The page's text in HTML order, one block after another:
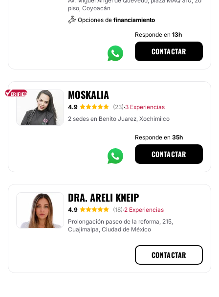
piso, Coyoacán
Opciones de financiamiento
Responde en 13h
CONTACTAR
MOSKALIA
4.9 (23)·3 Experiencias
2 sedes en Benito Juarez, Xochimilco
Responde en 35h
CONTACTAR
DRA. ARELI KNEIP
4.9 (18)·2 Experiencias
Prolongación paseo de la reforma, 215,
Cuajimalpa, Ciudad de México
CONTACTAR